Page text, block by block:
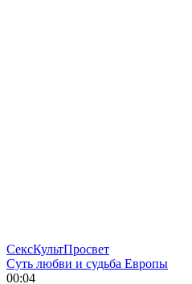
СексКультПросвет
Суть любви и судьба Европы
00:04